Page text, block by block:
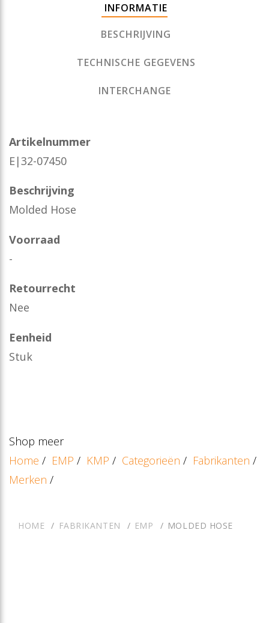
INFORMATIE
BESCHRIJVING
TECHNISCHE GEGEVENS
INTERCHANGE
Artikelnummer
E|32-07450
Beschrijving
Molded Hose
Voorraad
-
Retourrecht
Nee
Eenheid
Stuk
Shop meer
Home / EMP / KMP / Categorieën / Fabrikanten /
Merken /
HOME FABRIKANTEN EMP MOLDED HOSE